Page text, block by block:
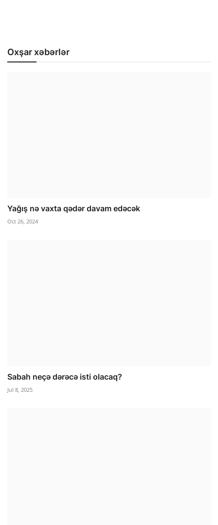
Oxşar xəbərlər
Yağış nə vaxta qədər davam edəcək
Oct 26, 2024
Sabah neçə dərəcə isti olacaq?
Jul 8, 2025